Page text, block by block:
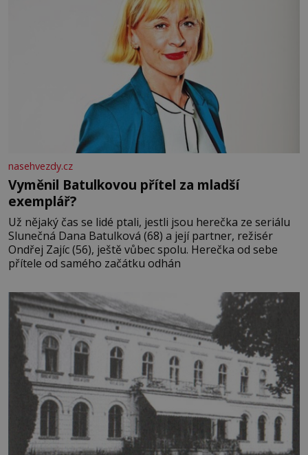
nasehvezdy.cz
Vyměnil Batulkovou přítel za mladší
exemplář?
Už nějaký čas se lidé ptali, jestli jsou herečka ze seriálu
Slunečná Dana Batulková (68) a její partner, režisér
Ondřej Zajíc (56), ještě vůbec spolu. Herečka od sebe
přítele od samého začátku odhán